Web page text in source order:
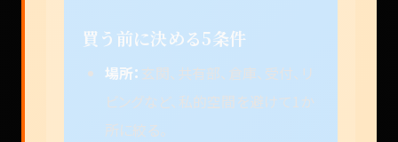
買う前に決める5条件
場所： 玄関、共有部、倉庫、受付、リ
ビングなど、私的空間を避けて1か
所に絞る。